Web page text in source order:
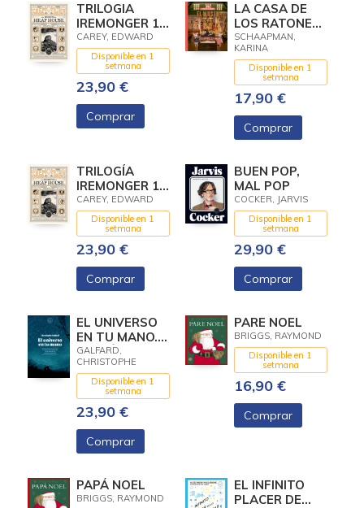
TRILOGIA
IREMONGER 1:
ELS SECRETS
DE HEAP
HOUSE
CAREY, EDWARD
Disponible en 1
setmana
23,90 €
Comprar
LA CASA DE
LOS RATONES,
VOLUMEN 6:
SAM Y JULIA
EN EL MUSEO
SCHAAPMAN,
KARINA
Disponible en 1
setmana
17,90 €
Comprar
TRILOGÍA
IREMONGER 1:
LOS SECRETOS
DE HEAP
HOUSE
CAREY, EDWARD
Disponible en 1
setmana
23,90 €
Comprar
BUEN POP,
MAL POP
COCKER, JARVIS
Disponible en 1
setmana
29,90 €
Comprar
EL UNIVERSO
EN TU MANO.
EDICIÓN
AMPLIADA.
GALFARD,
CHRISTOPHE
Disponible en 1
setmana
23,90 €
Comprar
PARE NOEL
BRIGGS, RAYMOND
Disponible en 1
setmana
16,90 €
Comprar
PAPÁ NOEL
BRIGGS, RAYMOND
EL INFINITO
PLACER DE